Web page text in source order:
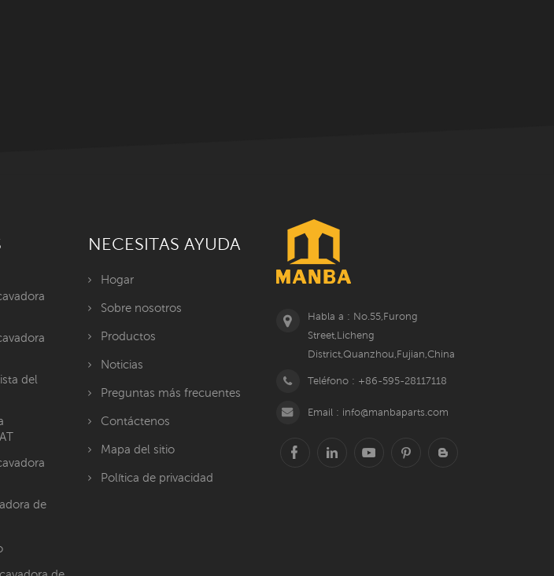
del
de
NECESITAS AYUDA
Hogar
Sobre nosotros
Productos
Noticias
Preguntas más frecuentes
Contáctenos
Mapa del sitio
Política de privacidad
Habla a : No.55,Furong
Street,Licheng
District,Quanzhou,Fujian,China
Teléfono : +86-595-28117118
Email : info@manbaparts.com